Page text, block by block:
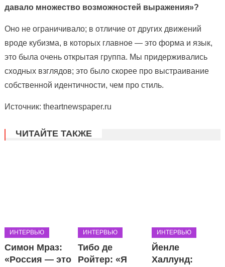
давало множество возможностей выражения»?
Оно не ограничивало; в отличие от других движений
вроде кубизма, в которых главное — это форма и язык,
это была очень открытая группа. Мы придерживались
сходных взглядов; это было скорее про выстраивание
собственной идентичности, чем про стиль.
Источник: theartnewspaper.ru
ЧИТАЙТЕ ТАКЖЕ
ИНТЕРВЬЮ
Симон Мраз:
«Россия — это
ИНТЕРВЬЮ
Тибо де
Ройтер: «Я
ИНТЕРВЬЮ
Йенле
Халлунд: